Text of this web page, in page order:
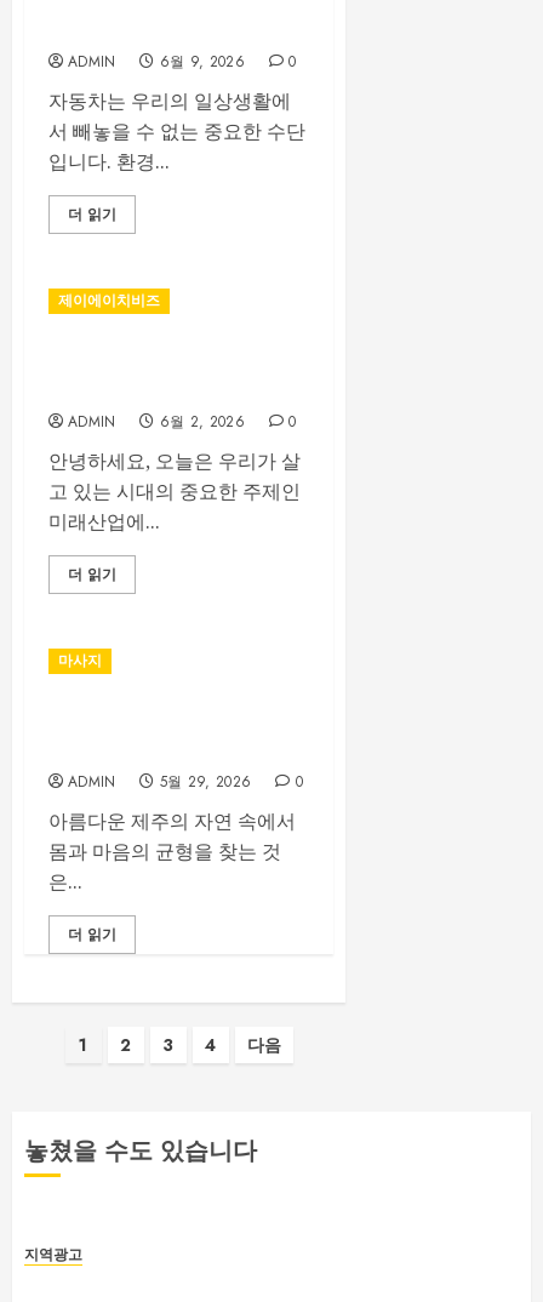
ADMIN 6월 9, 2026 0
자동차는 우리의 일상생활에
서 빼놓을 수 없는 중요한 수단
입니다. 환경...
더 읽기
제이에이치비즈
ADMIN 6월 2, 2026 0
안녕하세요, 오늘은 우리가 살
고 있는 시대의 중요한 주제인
미래산업에...
더 읽기
마사지
ADMIN 5월 29, 2026 0
아름다운 제주의 자연 속에서
몸과 마음의 균형을 찾는 것
은...
더 읽기
글
이
매
1 2 3 4 다음
놓쳤을 수도 있습니다
지역광고